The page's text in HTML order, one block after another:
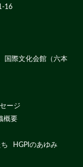
16
国際文化会館（六本
ージ
概要
HGPIのあゆみ